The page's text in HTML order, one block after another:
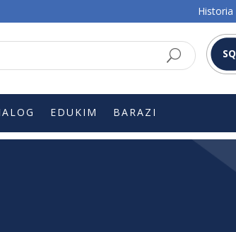
Historia
SQ
EDUKIM BARAZI